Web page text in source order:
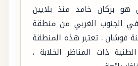
هو بركان خامد منذ بلايين
الجنوب الغربي من منطقة
فوشان . تعتبر هذه المنطقة
ذات المناظر الخلابة ،